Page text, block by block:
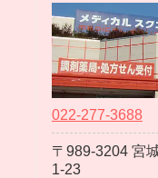
2023年10月
2023年09月
2023年08月
2023年07月
2023年05月
022-277-3688
989-3204 宮
1-23